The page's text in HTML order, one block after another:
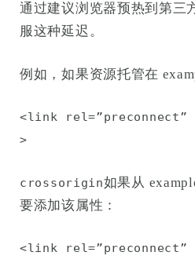
通过建议浏览器预热到第三
服这种延迟。
例如，如果资源托管在
<link rel=”preconnect”
>
crossorigin如果从
要添加该属性：
<link rel=”preconnect”